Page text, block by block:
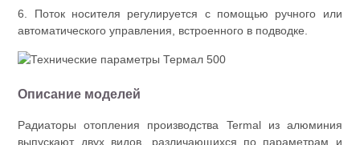
6. Поток носителя регулируется с помощью ручного или
автоматического управления, встроенного в подводке.
Описание моделей
Радиаторы отопления производства Termal из алюминия
выпускают двух видов, различающихся по параметрам и